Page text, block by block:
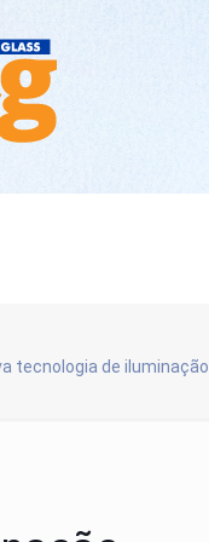
tecnologia de iluminação